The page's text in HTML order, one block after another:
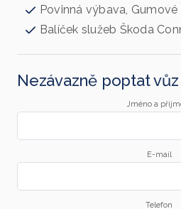
Povinná výbava,
Balíček služeb Škoda
Nezávazně poptat vůz
Jméno a
E-mail
Telefon